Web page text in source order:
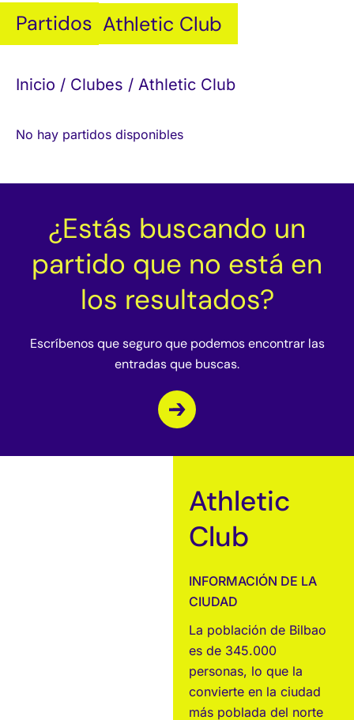
Partidos Athletic Club
Inicio / Clubes / Athletic Club
No hay partidos disponibles
¿Estás buscando un
partido que no está en
los resultados?
Escríbenos que seguro que podemos encontrar las
entradas que buscas.
Athletic
Club
INFORMACIÓN DE LA
CIUDAD
La población de Bilbao
es de 345.000
personas, lo que la
convierte en la ciudad
más poblada del norte